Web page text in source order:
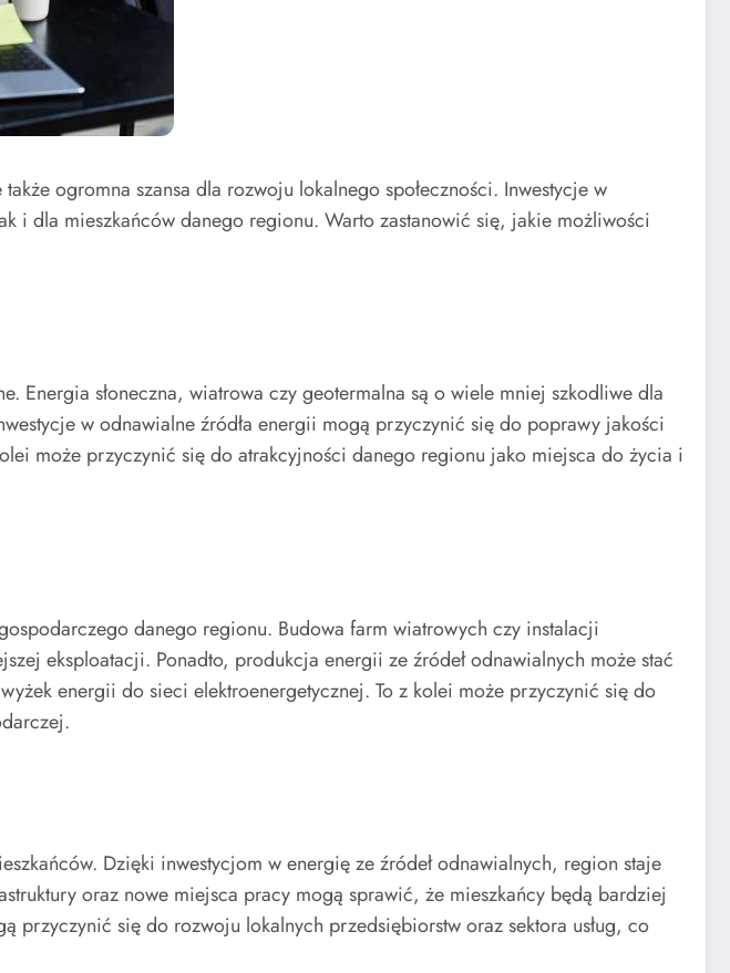
ogromna szansa dla rozwoju lokalnego społeczności. Inwestycje w
i dla mieszkańców danego regionu. Warto zastanowić się, jakie możliwości
Energia słoneczna, wiatrowa czy geotermalna są o wiele mniej szkodliwe dla
w odnawialne źródła energii mogą przyczynić się do poprawy jakości
może przyczynić się do atrakcyjności danego regionu jako miejsca do życia i
danego regionu. Budowa farm wiatrowych czy instalacji
eksploatacji. Ponadto, produkcja energii ze źródeł odnawialnych może stać
energii do sieci elektroenergetycznej. To z kolei może przyczynić się do
Dzięki inwestycjom w energię ze źródeł odnawialnych, region staje
oraz nowe miejsca pracy mogą sprawić, że mieszkańcy będą bardziej
się do rozwoju lokalnych przedsiębiorstw oraz sektora usług, co